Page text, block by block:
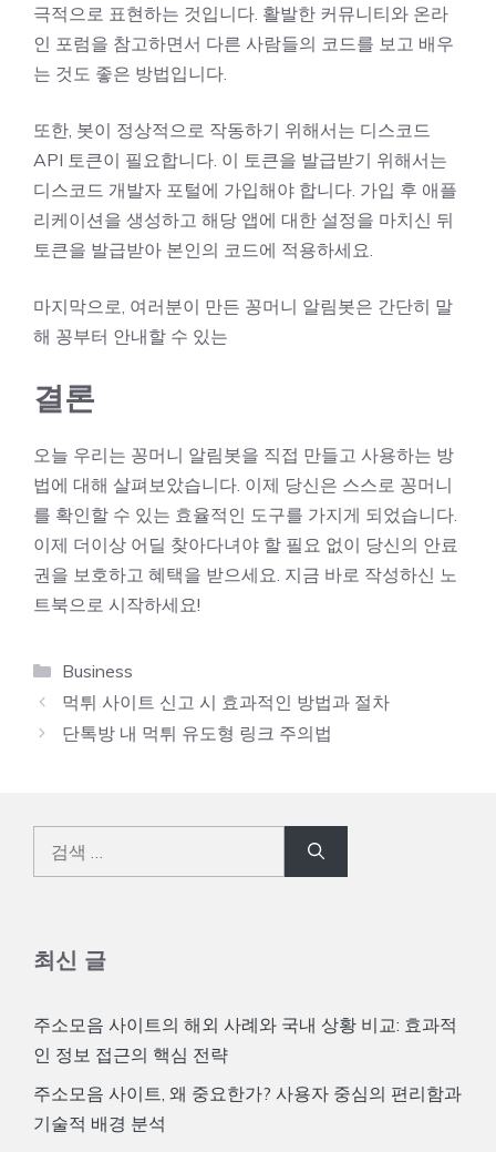
극적으로 표현하는 것입니다. 활발한 커뮤니티와 온라
인 포럼을 참고하면서 다른 사람들의 코드를 보고 배우
는 것도 좋은 방법입니다.
또한, 봇이 정상적으로 작동하기 위해서는 디스코드
API 토큰이 필요합니다. 이 토큰을 발급받기 위해서는
디스코드 개발자 포털에 가입해야 합니다. 가입 후 애플
리케이션을 생성하고 해당 앱에 대한 설정을 마치신 뒤
토큰을 발급받아 본인의 코드에 적용하세요.
마지막으로, 여러분이 만든 꽁머니 알림봇은 간단히 말
해 꽁부터 안내할 수 있는
결론
오늘 우리는 꽁머니 알림봇을 직접 만들고 사용하는 방
법에 대해 살펴보았습니다. 이제 당신은 스스로 꽁머니
를 확인할 수 있는 효율적인 도구를 가지게 되었습니다.
이제 더이상 어딜 찾아다녀야 할 필요 없이 당신의 안료
권을 보호하고 혜택을 받으세요. 지금 바로 작성하신 노
트북으로 시작하세요!
카
테
리
Business
먹튀 사이트 신고 시 효과적인 방법과 절차
단톡방 내 먹튀 유도형 링크 주의법
최신 글
주소모음 사이트의 해외 사례와 국내 상황 비교: 효과적
인 정보 접근의 핵심 전략
주소모음 사이트, 왜 중요한가? 사용자 중심의 편리함과
기술적 배경 분석